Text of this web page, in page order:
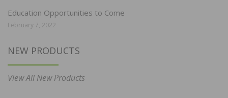
Education Opportunities to Come
February 7, 2022
NEW PRODUCTS
View All New Products